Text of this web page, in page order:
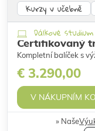
Dálkové studium
Kurzy v učebně
Certifikovaný
Kompletní balíček s
€ 3.290,00
V NÁKUPNÍM
Naše